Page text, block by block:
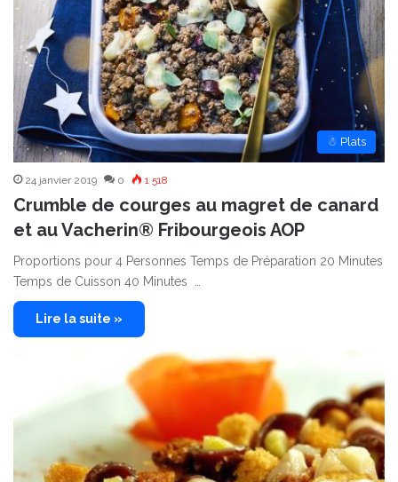
☃ Plats
24 janvier 2019 0 1 518
Crumble de courges au magret de canard
et au Vacherin® Fribourgeois AOP
Proportions pour 4 Personnes Temps de Préparation 20 Minutes
Temps de Cuisson 40 Minutes …
Lire la suite »